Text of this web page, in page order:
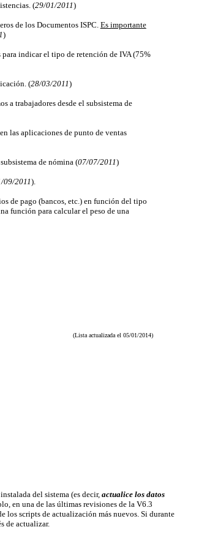
(29/01/2011)
de los Documentos ISPC.Es importante
)
indicar el tipo de retención de IVA (75%
(28/03/2011)
a trabajadores desde el subsistema de
las aplicaciones de punto de ventas
de nómina (07/07/2011)
09/2011).
de pago (bancos, etc.) en función del tipo
función para calcular el peso de una
(Lista actualizada el 05/01/2014)
del sistema (es decir, actualice los datos
en una de las últimas revisiones de la V6.3
los scripts de actualización más nuevos. Si durante
de actualizar.